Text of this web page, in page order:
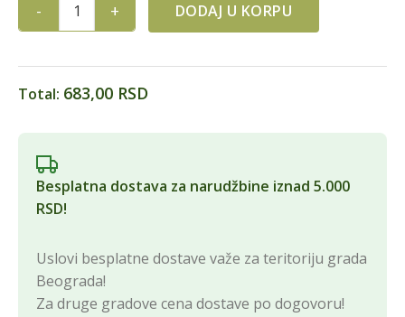
BEYOND KAKAO PUTER 100G quantity
DODAJ U KORPU
Total: 683,00 RSD
Besplatna dostava za narudžbine iznad 5.000
RSD!
Uslovi besplatne dostave važe za teritoriju grada
Beograda!
Za druge gradove cena dostave po dogovoru!